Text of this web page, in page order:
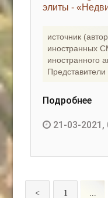
элиты -
источник
иностранных
иностранного
Подробнее
21-03-2021,
< 1 ...